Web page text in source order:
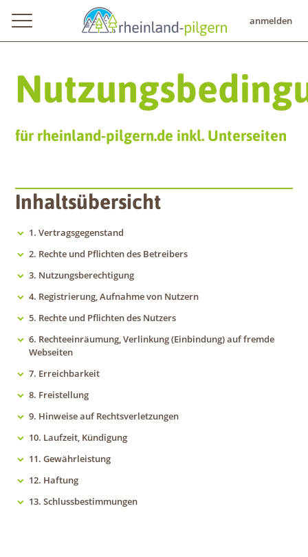
anmelden
für rheinland-pilgern.de inkl. Unterseiten
Inhaltsübersicht
1. Vertragsgegenstand
2. Rechte und Pflichten des Betreibers
3. Nutzungsberechtigung
4. Registrierung, Aufnahme von Nutzern
5. Rechte und Pflichten des Nutzers
6. Rechteeinräumung, Verlinkung (Einbindung) auf fremde
Webseiten
7. Erreichbarkeit
8. Freistellung
9. Hinweise auf Rechtsverletzungen
10. Laufzeit, Kündigung
11. Gewährleistung
12. Haftung
13. Schlussbestimmungen